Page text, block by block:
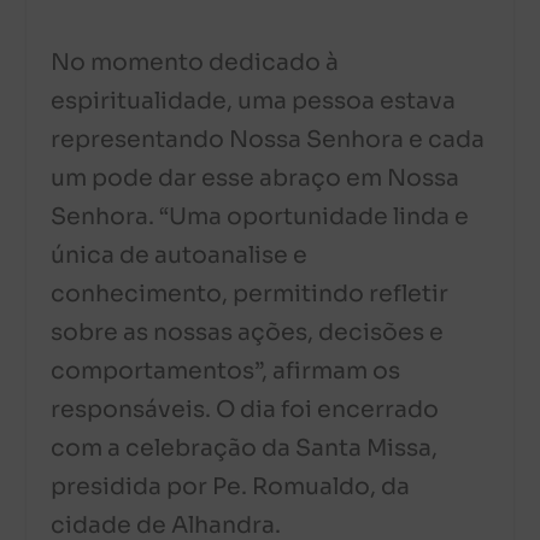
No momento dedicado à
espiritualidade, uma pessoa estava
representando Nossa Senhora e cada
um pode dar esse abraço em Nossa
Senhora. “Uma oportunidade linda e
única de autoanalise e
conhecimento, permitindo refletir
sobre as nossas ações, decisões e
comportamentos”, afirmam os
responsáveis. O dia foi encerrado
com a celebração da Santa Missa,
presidida por Pe. Romualdo, da
cidade de Alhandra.